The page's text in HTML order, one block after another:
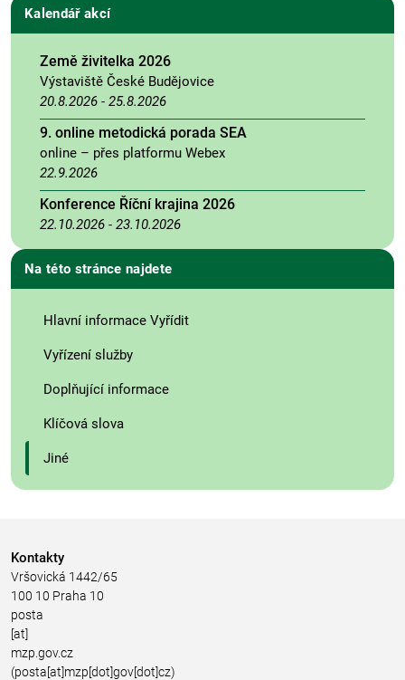
Kalendář akcí
Země živitelka 2026
Výstaviště České Budějovice
20.8.2026 - 25.8.2026
9. online metodická porada SEA
online – přes platformu Webex
22.9.2026
Konference Říční krajina 2026
22.10.2026 - 23.10.2026
Na této stránce najdete
Hlavní informace Vyřídit
Vyřízení služby
Doplňující informace
Klíčová slova
Jiné
Kontakty
Vršovická 1442/65
100 10 Praha 10
posta
[at]
mzp.gov.cz
(posta[at]mzp[dot]gov[dot]cz)